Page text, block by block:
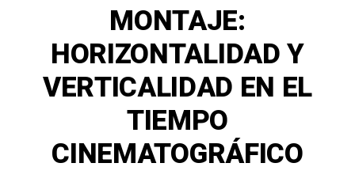
MONTAJE:
HORIZONTALIDAD Y
VERTICALIDAD EN EL
TIEMPO
CINEMATOGRÁFICO